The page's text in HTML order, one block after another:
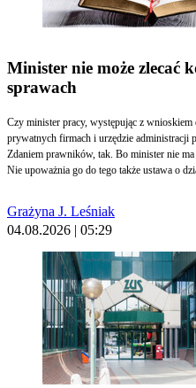
Minister nie może
sprawach
Czy minister pracy, występując z
prywatnych firmach i urzędzie administracji
Zdaniem prawników, tak. Bo minister nie
Nie upoważnia go do tego także ustawa o
innym wpływanie na przebieg spraw
Grażyna J. Leśniak
04.08.2026 | 05:29